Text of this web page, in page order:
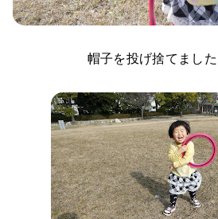
帽子を投げ捨てました